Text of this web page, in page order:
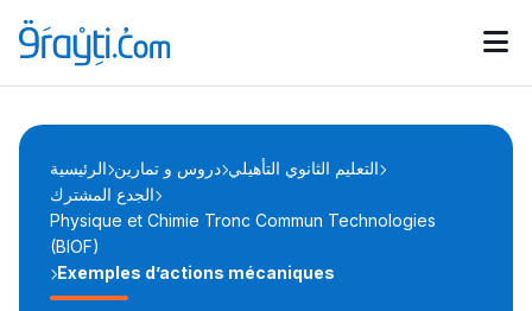
Catégories
d'actualités
Annonces bourses
الرئيسية دروس و تمارين التعليم الثانوي التأهيلي
الجدع المشترك
Physique et Chimie Tronc Commun Technologies
(BIOF)
Exemples d’actions mécaniques